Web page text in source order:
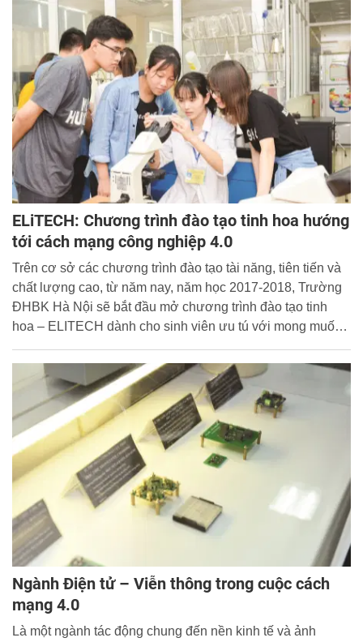
ELiTECH: Chương trình đào tạo tinh hoa hướng
tới cách mạng công nghiệp 4.0
Trên cơ sở các chương trình đào tạo tài năng, tiên tiến và
chất lượng cao, từ năm nay, năm học 2017-2018, Trường
ĐHBK Hà Nội sẽ bắt đầu mở chương trình đào tạo tinh
hoa – ELITECH dành cho sinh viên ưu tú với mong muốn
sắc…
Ngành Điện tử – Viễn thông trong cuộc cách
mạng 4.0
Là một ngành tác động chung đến nền kinh tế và ảnh